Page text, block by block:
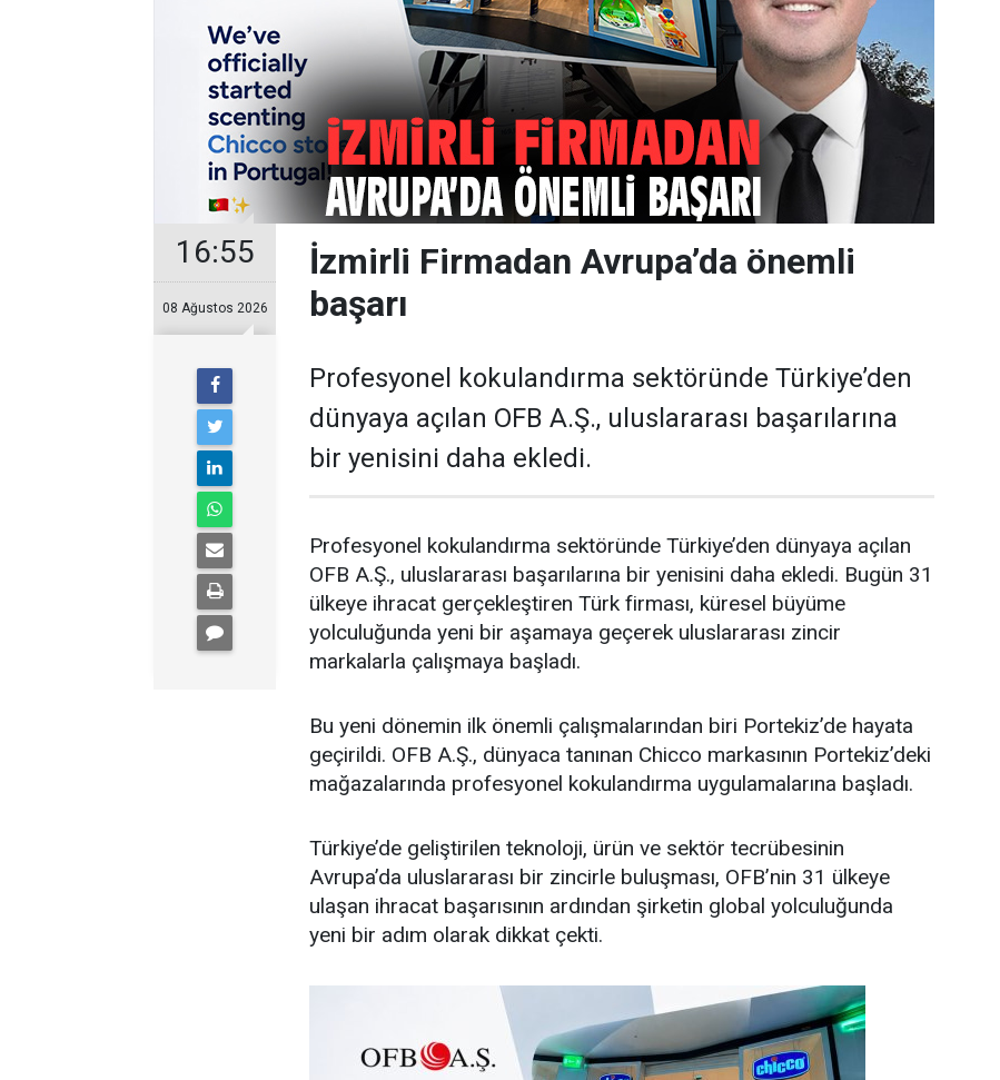
16:55
08 Ağustos 2026
İzmirli Firmadan Avrupa’da önemli
başarı
Profesyonel kokulandırma sektöründe Türkiye’den
dünyaya açılan OFB A.Ş., uluslararası başarılarına
bir yenisini daha ekledi.
Profesyonel kokulandırma sektöründe Türkiye’den dünyaya açılan
OFB A.Ş., uluslararası başarılarına bir yenisini daha ekledi. Bugün 31
ülkeye ihracat gerçekleştiren Türk firması, küresel büyüme
yolculuğunda yeni bir aşamaya geçerek uluslararası zincir
markalarla çalışmaya başladı.
Bu yeni dönemin ilk önemli çalışmalarından biri Portekiz’de hayata
geçirildi. OFB A.Ş., dünyaca tanınan Chicco markasının Portekiz’deki
mağazalarında profesyonel kokulandırma uygulamalarına başladı.
Türkiye’de geliştirilen teknoloji, ürün ve sektör tecrübesinin
Avrupa’da uluslararası bir zincirle buluşması, OFB’nin 31 ülkeye
ulaşan ihracat başarısının ardından şirketin global yolculuğunda
yeni bir adım olarak dikkat çekti.